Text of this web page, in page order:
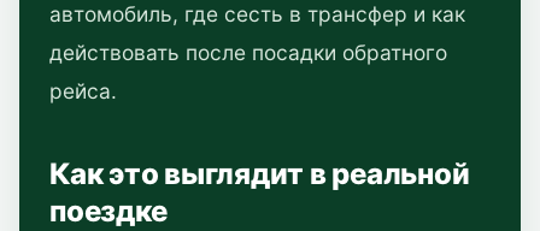
автомобиль, где сесть в трансфер и как
действовать после посадки обратного
рейса.
Как это выглядит в реальной
поездке